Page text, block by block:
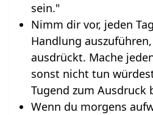
sein."
Nimm dir vor, jeden
Handlung
ausdrückt. Mache
sonst nicht tun
Tugend zum Ausdruck
Wenn du morgens